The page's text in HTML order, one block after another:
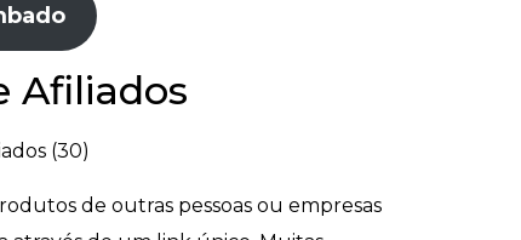
Afiliados
de outras pessoas ou empresas